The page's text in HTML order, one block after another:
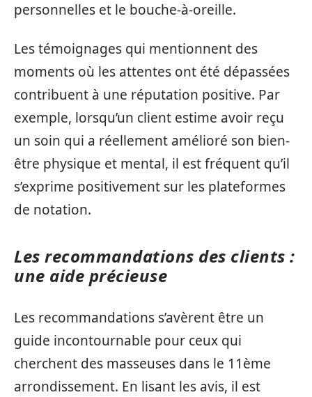
personnelles et le bouche-à-oreille.
Les témoignages qui mentionnent des
moments où les attentes ont été dépassées
contribuent à une réputation positive. Par
exemple, lorsqu’un client estime avoir reçu
un soin qui a réellement amélioré son bien-
être physique et mental, il est fréquent qu’il
s’exprime positivement sur les plateformes
de notation.
Les recommandations des clients :
une aide précieuse
Les recommandations s’avèrent être un
guide incontournable pour ceux qui
cherchent des masseuses dans le 11ème
arrondissement. En lisant les avis, il est